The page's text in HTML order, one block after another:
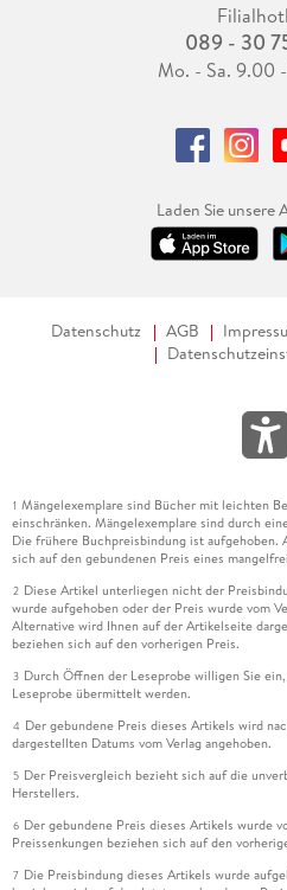
089 - 30
Mo. - Sa. 9.00
Laden Sie unsere
Datenschutz AGB
1 Mängelexemplare sind Bücher mit leichten
einschränken. Mängelexemplare sind durch
Die frühere Buchpreisbindung ist aufgehoben.
sich auf den gebundenen Preis eines
2 Diese Artikel unterliegen nicht der
wurde aufgehoben oder der Preis wurde vom
Alternative wird Ihnen auf der Artikelseite
beziehen sich auf den vorherigen Preis.
3 Durch Öffnen der Leseprobe willigen Sie
Leseprobe übermittelt werden.
4 Der gebundene Preis dieses Artikels wird
dargestellten Datums vom Verlag angehoben.
5 Der Preisvergleich bezieht sich auf die
Herstellers.
6 Der gebundene Preis dieses Artikels wurde
Preissenkungen beziehen sich auf den
7 Die Preisbindung dieses Artikels wurde